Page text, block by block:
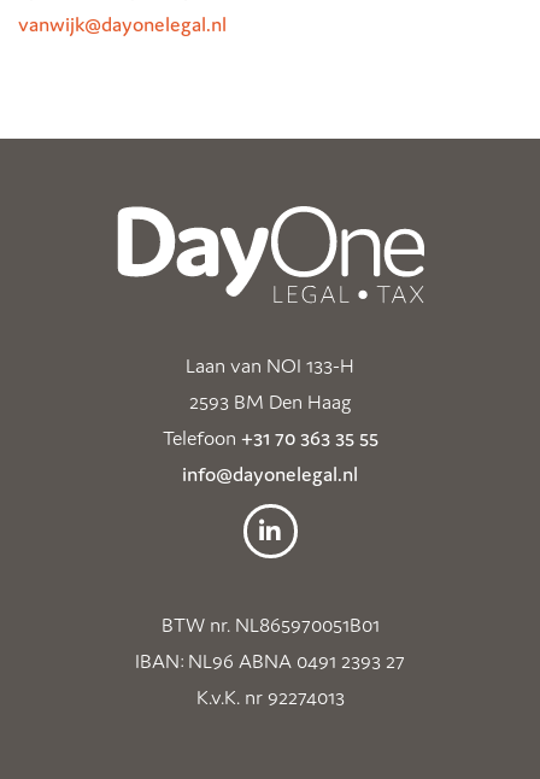
vanwijk@dayonelegal.nl
Laan van NOI 133-H
2593 BM Den Haag
Telefoon +31 70 363 35 55
info@dayonelegal.nl
BTW nr. NL865970051B01
IBAN: NL96 ABNA 0491 2393 27
K.v.K. nr 92274013